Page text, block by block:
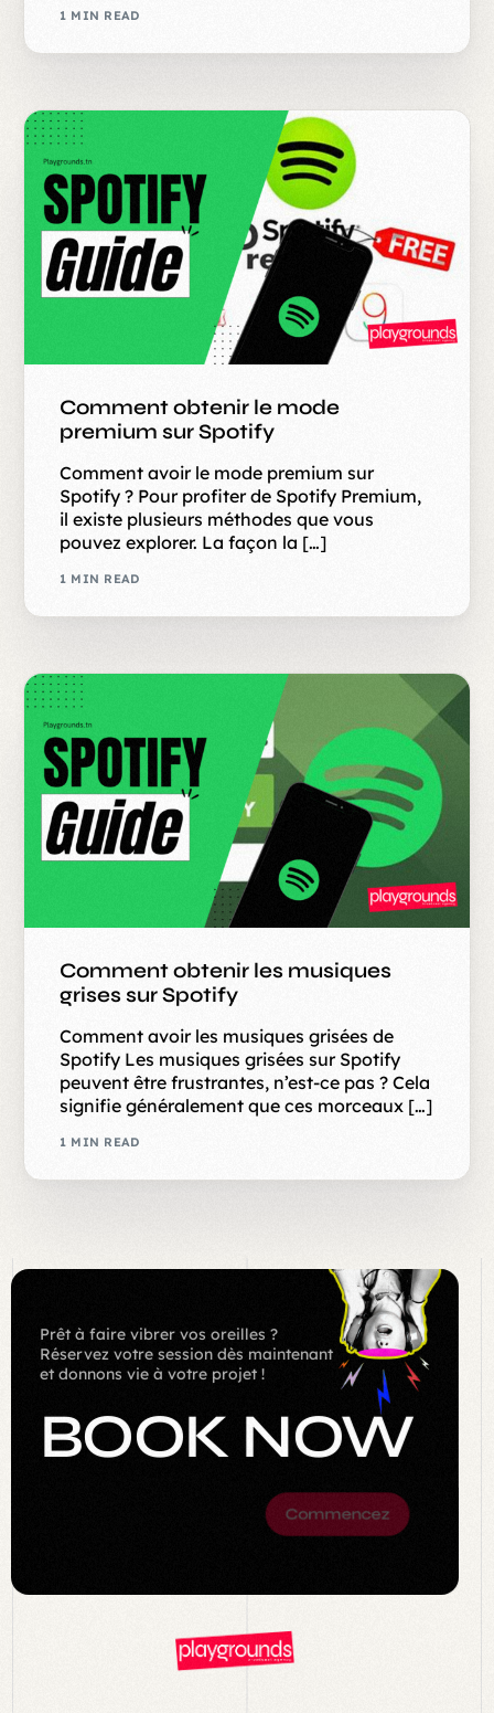
1 MIN READ
Comment obtenir le mode
premium sur Spotify
Comment avoir le mode premium sur
Spotify ? Pour profiter de Spotify Premium,
il existe plusieurs méthodes que vous
pouvez explorer. La façon la […]
1 MIN READ
Comment obtenir les musiques
grises sur Spotify
Comment avoir les musiques grisées de
Spotify Les musiques grisées sur Spotify
peuvent être frustrantes, n’est-ce pas ? Cela
signifie généralement que ces morceaux […]
1 MIN READ
Prêt à faire vibrer vos oreilles ?
Réservez votre session dès maintenant
et donnons vie à votre projet !
BOOK NOW
Commencez